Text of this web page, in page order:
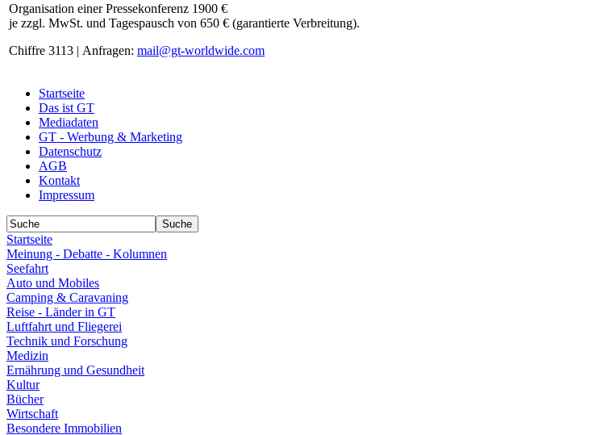
Organisation einer Pressekonferenz 1900 €
je zzgl. MwSt. und Tagespausch von 650 € (garantierte Verbreitung).
Chiffre 3113 | Anfragen: mail@gt-worldwide.com
Startseite
Das ist GT
Mediadaten
GT - Werbung & Marketing
Datenschutz
AGB
Kontakt
Impressum
Startseite
Meinung - Debatte - Kolumnen
Seefahrt
Auto und Mobiles
Camping & Caravaning
Reise - Länder in GT
Luftfahrt und Fliegerei
Technik und Forschung
Medizin
Ernährung und Gesundheit
Kultur
Bücher
Wirtschaft
Besondere Immobilien